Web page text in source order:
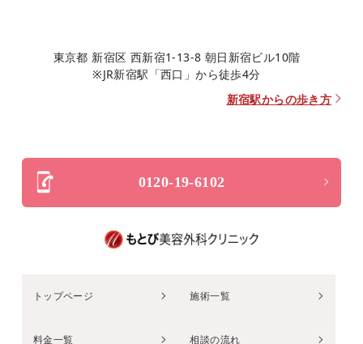
東京都 新宿区 西新宿1-13-8 朝日新宿ビル10階
※JR新宿駅「西口」から徒歩4分
新宿駅からの歩き方
0120-19-6102
トップページ 施術一覧
料金一覧 相談の流れ